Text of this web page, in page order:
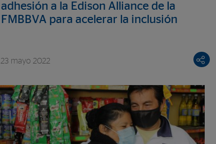
adhesión a la Edison Alliance de la
FMBBVA para acelerar la inclusión
23 mayo 2022